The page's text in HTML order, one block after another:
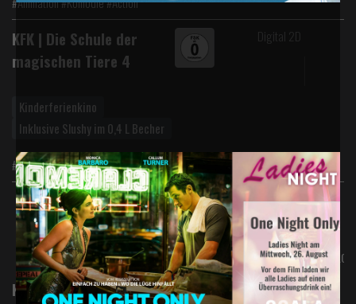
KFK | Die Schule der
magischen Tiere 4
Kinderferienkino
Inklusive Slushy im 0,4 L Becher
#Abenteuer #Komödie #Familie
Digital 2D
FSK* Mo., 03.08. Di., 04.08.
KFK | Paddington in Peru Digital 2D